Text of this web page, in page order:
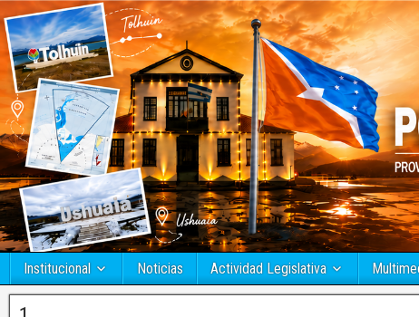
Institucional Noticias Actividad Legislativa